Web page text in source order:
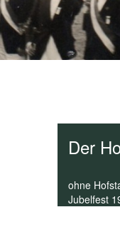
Der
ohne
Jubelfest